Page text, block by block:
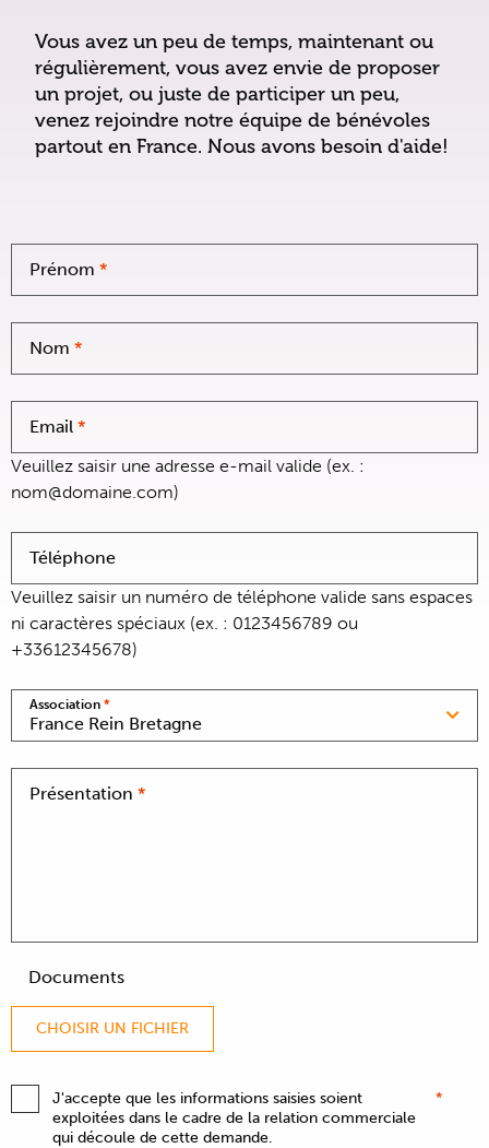
Vous avez un peu de temps, maintenant ou
régulièrement, vous avez envie de proposer
un projet, ou juste de participer un peu,
venez rejoindre notre équipe de bénévoles
partout en France. Nous avons besoin d'aide!
Prénom *
Nom *
Email *
Veuillez saisir une adresse e-mail valide (ex. :
nom@domaine.com)
Téléphone
Veuillez saisir un numéro de téléphone valide sans espaces
ni caractères spéciaux (ex. : 0123456789 ou
+33612345678)
France Rein Bretagne
Association *
Présentation *
Documents
CHOISIR UN FICHIER
J'accepte que les informations saisies soient
exploitées dans le cadre de la relation commerciale
qui découle de cette demande.
*